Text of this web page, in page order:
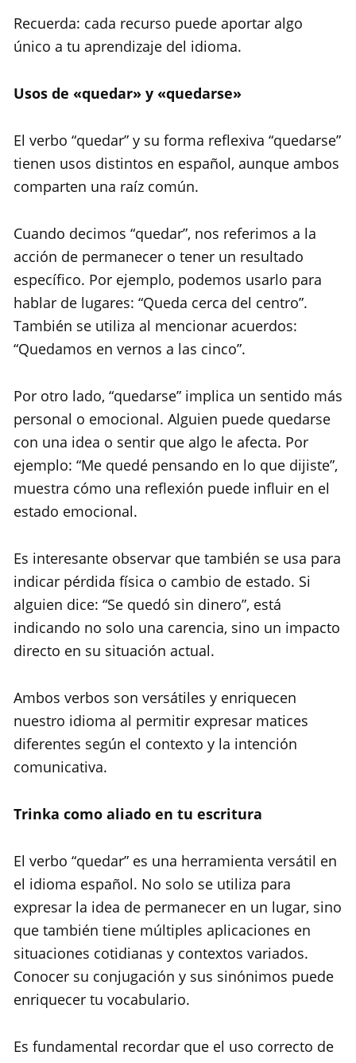
Recuerda: cada recurso puede aportar algo
único a tu aprendizaje del idioma.
Usos de «quedar» y «quedarse»
El verbo “quedar” y su forma reflexiva “quedarse”
tienen usos distintos en español, aunque ambos
comparten una raíz común.
Cuando decimos “quedar”, nos referimos a la
acción de permanecer o tener un resultado
específico. Por ejemplo, podemos usarlo para
hablar de lugares: “Queda cerca del centro”.
También se utiliza al mencionar acuerdos:
“Quedamos en vernos a las cinco”.
Por otro lado, “quedarse” implica un sentido más
personal o emocional. Alguien puede quedarse
con una idea o sentir que algo le afecta. Por
ejemplo: “Me quedé pensando en lo que dijiste”,
muestra cómo una reflexión puede influir en el
estado emocional.
Es interesante observar que también se usa para
indicar pérdida física o cambio de estado. Si
alguien dice: “Se quedó sin dinero”, está
indicando no solo una carencia, sino un impacto
directo en su situación actual.
Ambos verbos son versátiles y enriquecen
nuestro idioma al permitir expresar matices
diferentes según el contexto y la intención
comunicativa.
Trinka como aliado en tu escritura
El verbo “quedar” es una herramienta versátil en
el idioma español. No solo se utiliza para
expresar la idea de permanecer en un lugar, sino
que también tiene múltiples aplicaciones en
situaciones cotidianas y contextos variados.
Conocer su conjugación y sus sinónimos puede
enriquecer tu vocabulario.
Es fundamental recordar que el uso correcto de